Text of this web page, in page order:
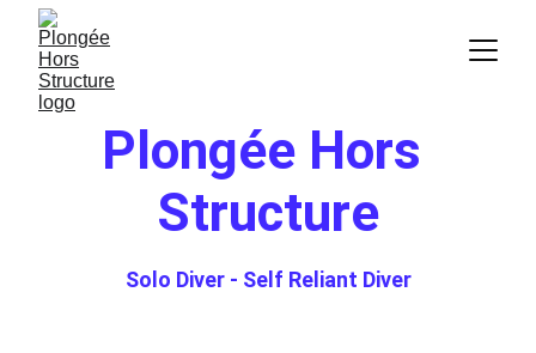
Plongée Hors
Structure
Solo Diver - Self Reliant Diver